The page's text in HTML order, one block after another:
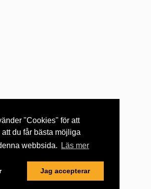
"Cookies" för att
du får bästa möjliga
webbsida.
Läs mer
Jag accepterar